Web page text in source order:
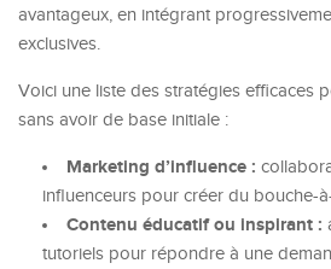
avantageux, en intégrant
exclusives.
Voici une liste des stratégies efficaces
sans avoir de base initiale :
Marketing d’influence :
influenceurs pour créer du bouche-
Contenu éducatif ou inspirant :
tutoriels pour répondre à une